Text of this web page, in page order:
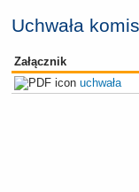
Uchwała
Załącznik
uchwała